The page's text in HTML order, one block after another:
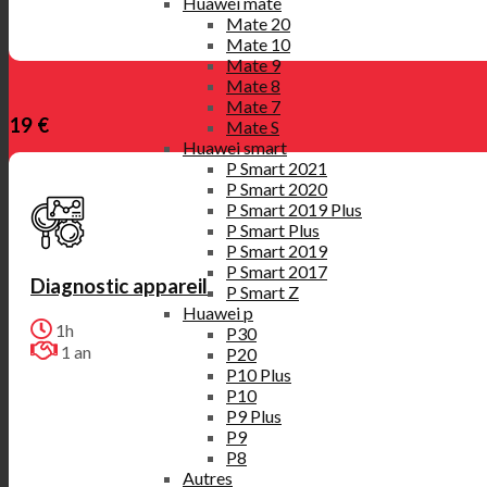
Mate 20
Mate 10
Mate 9
Mate 8
Mate 7
Mate S
Huawei smart
P Smart 2021
P Smart 2020
P Smart 2019 Plus
P Smart Plus
P Smart 2019
P Smart 2017
P Smart Z
Huawei p
P30
P20
P10 Plus
P10
P9 Plus
P9
P8
Autres
19 €
Diagnostic appareil
1h
1 an